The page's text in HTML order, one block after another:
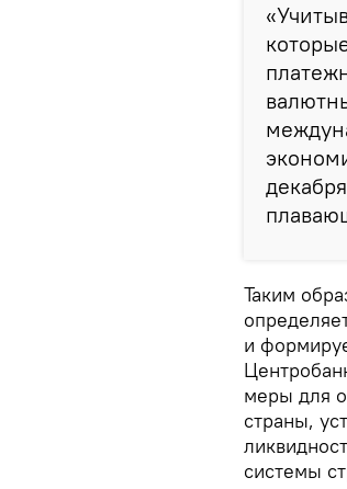
Таким
и
меры для
страны,
системы